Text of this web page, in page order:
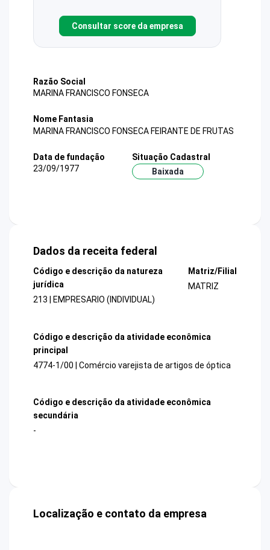
Consultar score da empresa
Razão Social
MARINA FRANCISCO FONSECA
Nome Fantasia
MARINA FRANCISCO FONSECA FEIRANTE DE FRUTAS
Data de fundação
23/09/1977
Situação Cadastral
Baixada
Dados da receita federal
Código e descrição da natureza
jurídica
213 | EMPRESARIO (INDIVIDUAL)
Matriz/Filial
MATRIZ
Código e descrição da atividade econômica
principal
4774-1/00 | Comércio varejista de artigos de óptica
Código e descrição da atividade econômica
secundária
-
Localização e contato da empresa